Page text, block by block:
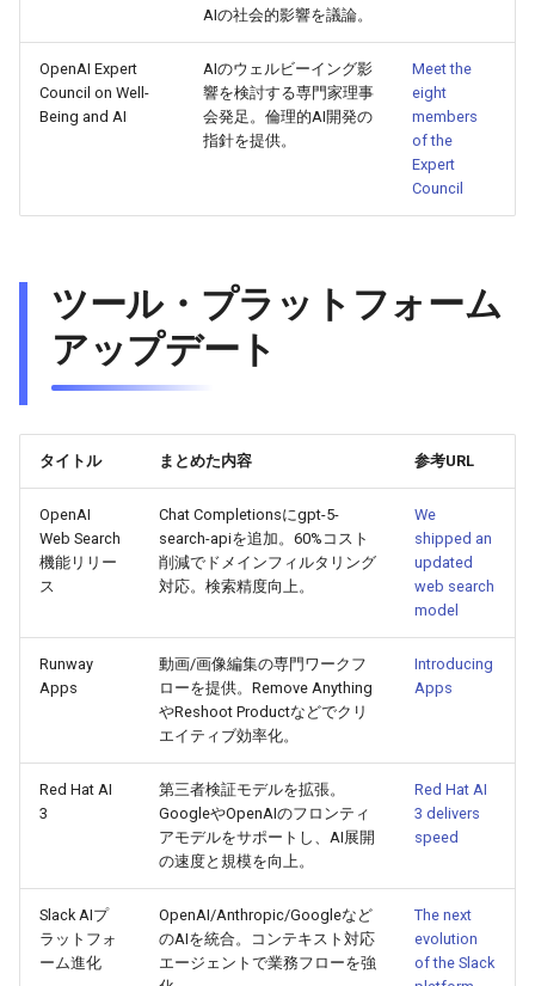
2026-04-15
2026-04-12
2026-04-08
2026-04-06
2026-04-05
2026-04-03
2026-04-01
2025-09-30
2025-09-27
2025-09-23
2025-09-21
2025-09-17
2025-09-15
2025-09-12
2026-04-15
2026-04-12
2026-04-11
2026-04-10
2026-04-09
2026-04-08
2026-04-07
2026-04-06
2026-04-05
2026-04-03
2026-04-01
2026-04-12
2026-04-09
2026-04-05
2026-04-03
2026-04-02
2026-03-31
2026-03-29
2025-09-30
2025-09-27
2025-09-23
2025-09-21
2025-09-21-week
2025-09-19
2025-09-16
2026-04-11
2026-04-08
2026-04-04
2026-04-02
2026-04-01
2026-03-30
2026-03-28
2025-09-30
2025-09-27
2025-09-23
2025-09-21
2025-09-20
AIの社会的影響を議論。
OpenAI Expert
Council on Well-
Being and AI
AIのウェルビーイング影
響を検討する専門家理事
会発足。倫理的AI開発の
指針を提供。
Meet the
eight
members
of the
Expert
Council
ツール・プラットフォーム
アップデート
タイトル まとめた内容 参考URL
OpenAI
Web Search
機能リリー
ス
Chat Completionsにgpt-5-
search-apiを追加。60%コスト
削減でドメインフィルタリング
対応。検索精度向上。
We
shipped an
updated
web search
model
Runway
Apps
動画/画像編集の専門ワークフ
ローを提供。Remove Anything
やReshoot Productなどでクリ
エイティブ効率化。
Introducing
Apps
Red Hat AI
3
第三者検証モデルを拡張。
GoogleやOpenAIのフロンティ
アモデルをサポートし、AI展開
の速度と規模を向上。
Red Hat AI
3 delivers
speed
Slack AIプ
ラットフォ
ーム進化
OpenAI/Anthropic/Googleなど
のAIを統合。コンテキスト対応
エージェントで業務フローを強
The next
evolution
of the Slack